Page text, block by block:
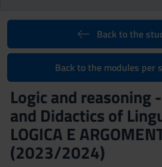
Back to the
Back to the modules per
Logic and reasoning
and Didactics of
LOGICA E
(2023/2024)